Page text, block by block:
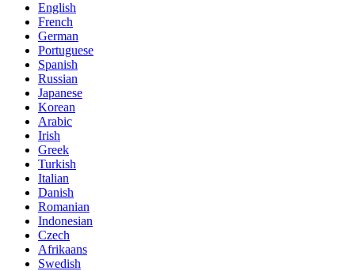
English
French
German
Portuguese
Spanish
Russian
Japanese
Korean
Arabic
Irish
Greek
Turkish
Italian
Danish
Romanian
Indonesian
Czech
Afrikaans
Swedish